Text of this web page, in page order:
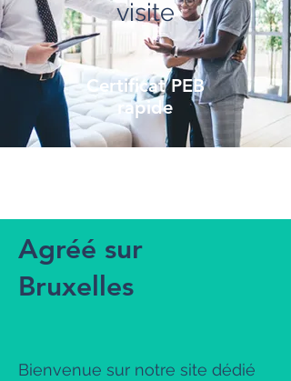
visite
Certificat PEB
rapide
Agréé sur
Bruxelles
Bienvenue sur notre site dédié